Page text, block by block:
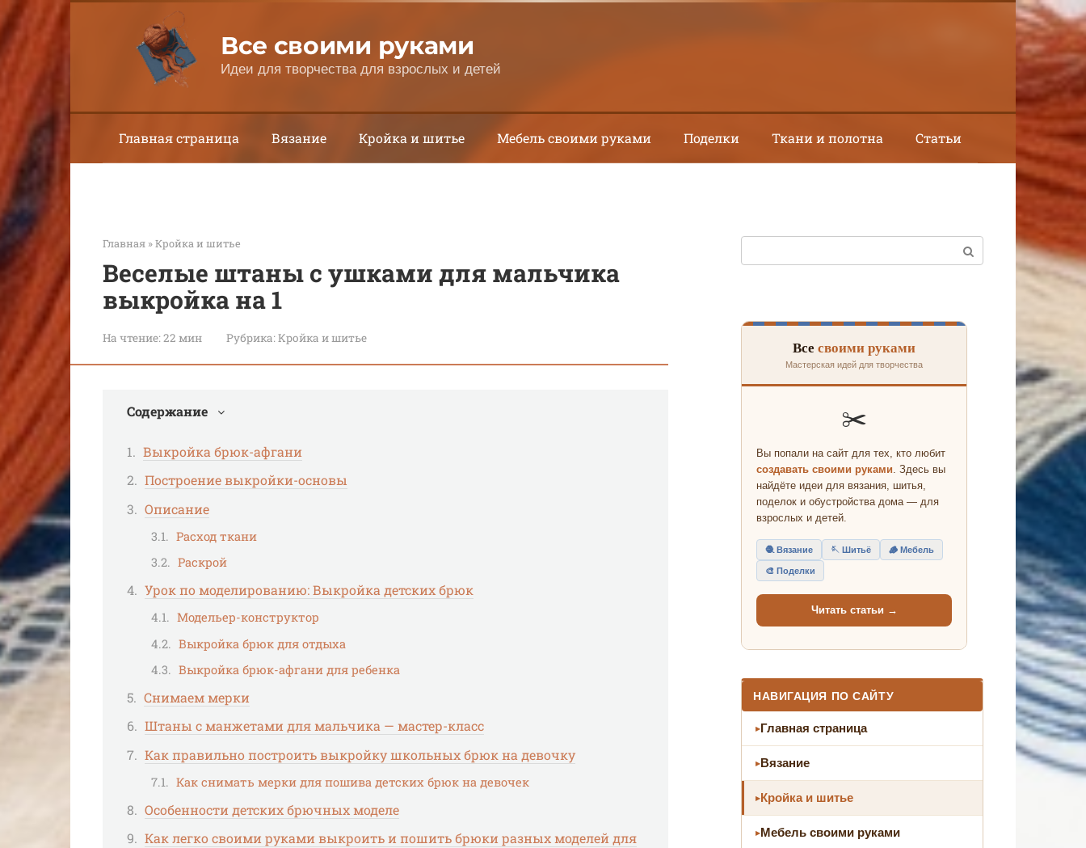
Перейти
к
контенту
Все своими руками
Идеи для творчества для взрослых и детей
Главная страница Вязание Кройка и шитье Мебель своими руками Поделки Ткани и полотна Статьи
Главная »Кройка и шитье
Веселые штаны с ушками для мальчика
выкройка на 1
На чтение:22 мин Рубрика:Кройка и шитье
Содержание
Выкройка брюк-афгани
Построение выкройки-основы
Описание
Расход ткани
Раскрой
Урок по моделированию: Выкройка детских брюк
Модельер-конструктор
Выкройка брюк для отдыха
Выкройка брюк-афгани для ребенка
Снимаем мерки
Штаны с манжетами для мальчика — мастер-класс
Как правильно построить выкройку школьных брюк на девочку
Как снимать мерки для пошива детских брюк на девочек
Особенности детских брючных моделе
Как легко своими руками выкроить и пошить брюки разных моделей для
Все своими руками
Мастерская идей для творчества
✂️
Вы попали на сайт для тех, кто любит
создавать своими руками. Здесь вы
найдёте идеи для вязания, шитья,
поделок и обустройства дома — для
взрослых и детей.
🧶 Вязание 🪡 Шитьё 🪵 Мебель
🎨 Поделки
Читать статьи →
НАВИГАЦИЯ ПО САЙТУ
Главная страница
Вязание
Кройка и шитье
Мебель своими руками